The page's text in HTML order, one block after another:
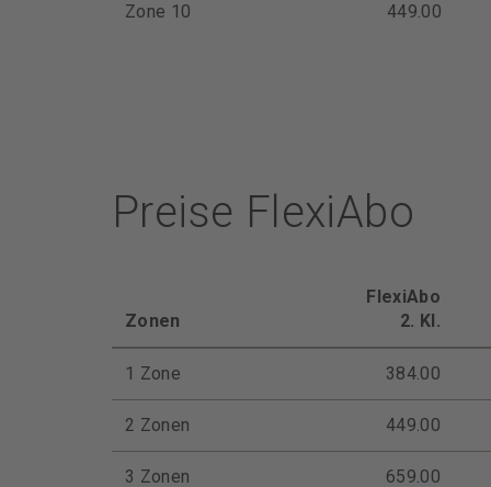
Zone 10 449.00
Preise FlexiAbo
Zonen
FlexiAbo
2. Kl.
1 Zone 384.00
2 Zonen 449.00
3 Zonen 659.00